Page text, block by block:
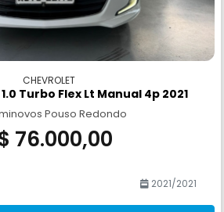
CHEVROLET
Turbo Flex Lt Manual 4p 2021
Pouso Redondo
76.000,00
2021/2021